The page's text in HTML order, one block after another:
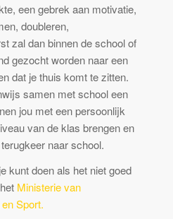
een gebrek aan motivatie,
doubleren,
zal dan binnen de school of
gezocht worden naar een
dat je thuis komt te zitten.
samen met school een
jou met een persoonlijk
van de klas brengen en
naar school.
kunt doen als het niet goed
Ministerie van
Sport.